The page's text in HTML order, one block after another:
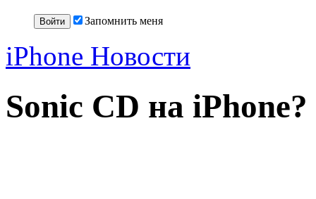
Запомнить меня
iPhone Новости
Sonic CD на iPhone?